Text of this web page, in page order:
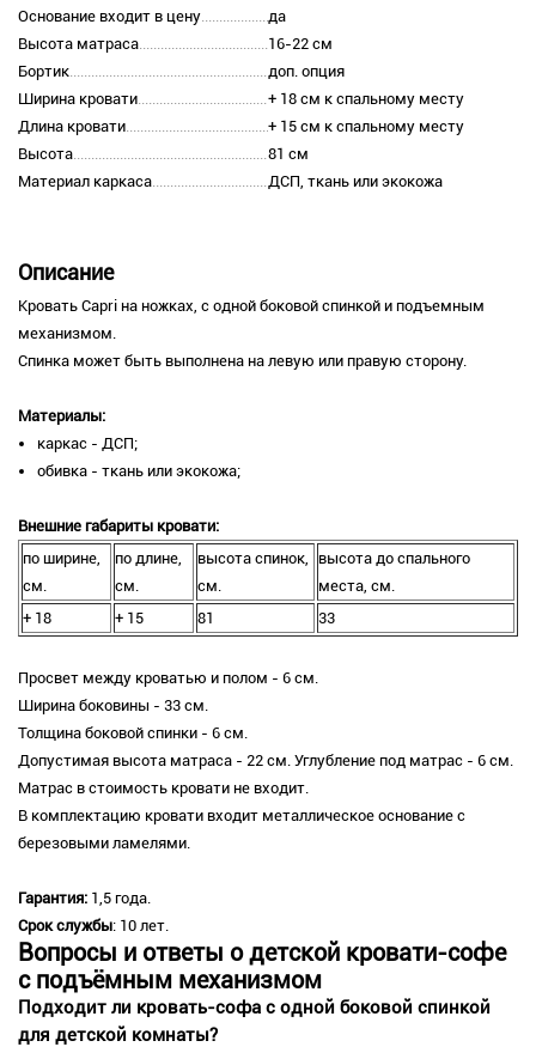
Основание входит в цену
да
Высота матраса
16-22 см
Бортик
доп. опция
Ширина кровати
+ 18 см к спальному месту
Длина кровати
+ 15 см к спальному месту
Высота
81 см
Материал каркаса
ДСП, ткань или экокожа
Описание
Кровать Capri на ножках, с одной боковой спинкой и подъемным
механизмом.
Спинка может быть выполнена на левую или правую сторону.
Материалы:
каркас - ДСП;
обивка - ткань или экокожа;
Внешние габариты кровати:
по ширине,
см.
по длине,
см.
высота спинок,
см.
высота до спального
места, см.
+ 18
+ 15 81 33
Просвет между кроватью и полом - 6 см.
Ширина боковины - 33 см.
Толщина боковой спинки - 6 см.
Допустимая высота матраса - 22 см. Углубление под матрас - 6 см.
Матрас в стоимость кровати не входит.
В комплектацию кровати входит металлическое основание с
березовыми ламелями.
Гарантия: 1,5 года.
Срок службы: 10 лет.
Вопросы и ответы о детской кровати-софе
с подъёмным механизмом
Подходит ли кровать-софа с одной боковой спинкой
для детской комнаты?